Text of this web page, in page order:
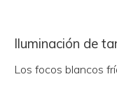
Iluminación de
Los focos blancos